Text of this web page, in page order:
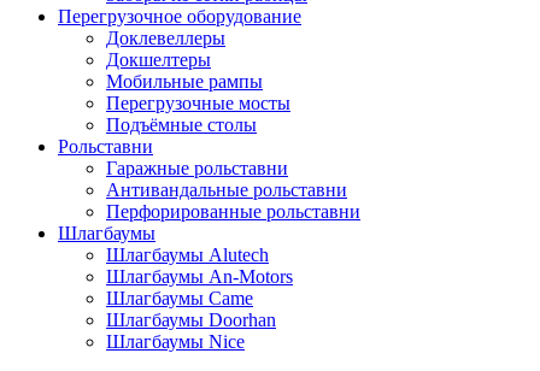
Перегрузочное оборудование
Доклевеллеры
Докшелтеры
Мобильные рампы
Перегрузочные мосты
Подъёмные столы
Рольставни
Гаражные рольставни
Антивандальные рольставни
Перфорированные рольставни
Шлагбаумы
Шлагбаумы Alutech
Шлагбаумы An-Motors
Шлагбаумы Came
Шлагбаумы Doorhan
Шлагбаумы Nice